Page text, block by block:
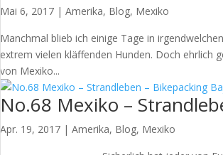
Mai 6, 2017 |Amerika, Blog, Mexiko
Manchmal blieb ich einige Tage in
extrem vielen kläffenden Hunden. Doch ehrlich
von Mexiko...
No.68 Mexiko –
Apr. 19, 2017 |Amerika, Blog, Mexiko